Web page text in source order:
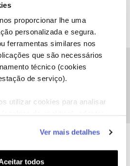
proporcionar lhe uma
personalizada e segura.
ferramentas similares nos
que são necessários
técnico (cookies
de serviço).
utilizar cookies para analisar
de personalização e
anúncios aos seus interesses
personalizada). Pode gerir a
Ver mais detalhes
todos
Forum|Forum|5 years ago
envie-nos uma mensagem privada